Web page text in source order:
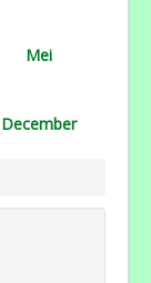
Mei
December